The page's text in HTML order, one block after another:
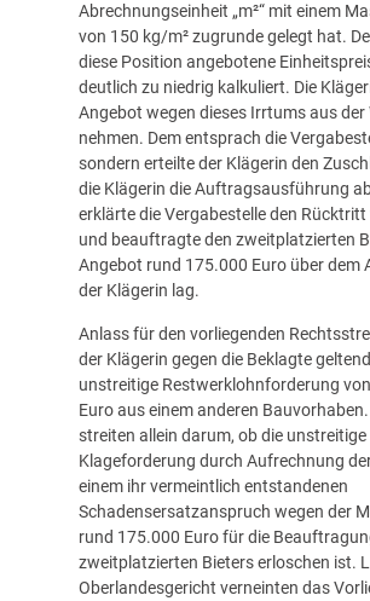
Abrechnungseinheit „m²“ mit einem
von 150 kg/m² zugrunde gelegt hat.
diese Position angebotene
deutlich zu niedrig kalkuliert. Die
Angebot wegen dieses Irrtums aus der
nehmen. Dem entsprach die
sondern erteilte der Klägerin den
die Klägerin die Auftragsausführung
erklärte die Vergabestelle den
und beauftragte den zweitplatzierten
Angebot rund 175.000 Euro über dem
der Klägerin lag.
Anlass für den vorliegenden
der Klägerin gegen die Beklagte
unstreitige Restwerklohnforderung
Euro aus einem anderen
streiten allein darum, ob die unstreitige
Klageforderung durch Aufrechnung
einem ihr vermeintlich entstandenen
Schadensersatzanspruch wegen der
rund 175.000 Euro für die
zweitplatzierten Bieters erloschen ist.
Oberlandesgericht verneinten das